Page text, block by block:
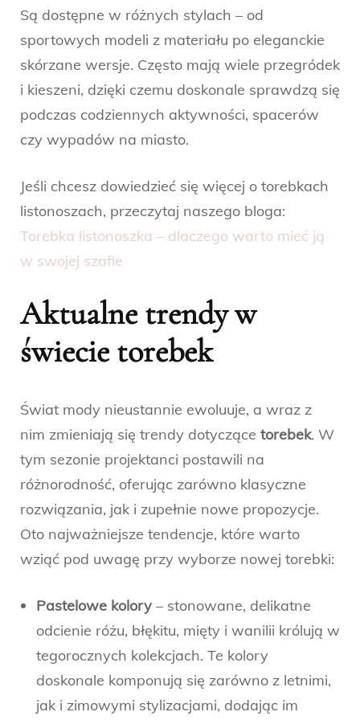
Są dostępne w różnych stylach – od
sportowych modeli z materiału po eleganckie
skórzane wersje. Często mają wiele przegródek
i kieszeni, dzięki czemu doskonale sprawdzą się
podczas codziennych aktywności, spacerów
czy wypadów na miasto.
Jeśli chcesz dowiedzieć się więcej o torebkach
listonoszach, przeczytaj naszego bloga:
Torebka listonoszka – dlaczego warto mieć ją
w swojej szafie
Aktualne trendy w
świecie torebek
Świat mody nieustannie ewoluuje, a wraz z
nim zmieniają się trendy dotyczące torebek. W
tym sezonie projektanci postawili na
różnorodność, oferując zarówno klasyczne
rozwiązania, jak i zupełnie nowe propozycje.
Oto najważniejsze tendencje, które warto
wziąć pod uwagę przy wyborze nowej torebki:
Pastelowe kolory – stonowane, delikatne
odcienie różu, błękitu, mięty i wanilii królują w
tegorocznych kolekcjach. Te kolory
doskonale komponują się zarówno z letnimi,
jak i zimowymi stylizacjami, dodając im